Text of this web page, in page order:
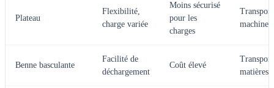
Plateau
Flexibilité,
charge variée
Moins sécurisé
pour les
charges
machines
Benne basculante
Facilité de
déchargement
Coût élevé
matières